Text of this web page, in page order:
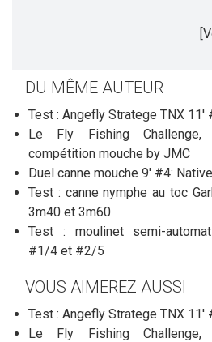
DU MÊME AUTEUR
Test : Angefly Stratege TNX
Le Fly Fishing Challenge,
compétition mouche by JMC
Duel canne mouche 9' #4:
Test : canne nymphe au toc
3m40 et 3m60
Test : moulinet semi-
#1/4 et #2/5
VOUS AIMEREZ AUSSI
Test : Angefly Stratege TNX
Le Fly Fishing Challenge,